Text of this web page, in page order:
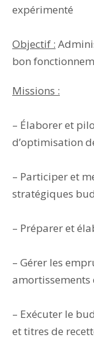
expérimenté
Objectif :
bon
Missions :
– Élaborer et
d’optimisation
– Participer et
stratégiques
– Préparer et
– Gérer les
– Exécuter le
et titres de